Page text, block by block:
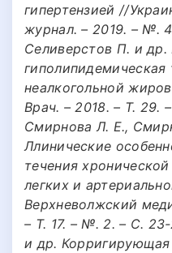
гипертензией //
журнал. – 2019. – №.
Селиверстов П. и др.
гиполипидемическая
неалкогольной
Врач. – 2018. – Т. 29.
Смирнова Л. Е.,
Ллинические
течения
легких и
Верхневолжский
– Т. 17. – №. 2. – С.
и др. Корригирующая